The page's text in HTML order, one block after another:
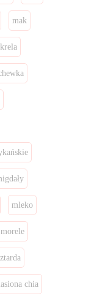
mak
mleko
morele
chia